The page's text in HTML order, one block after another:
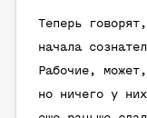
Теперь
начала
Рабочие,
но ничего у